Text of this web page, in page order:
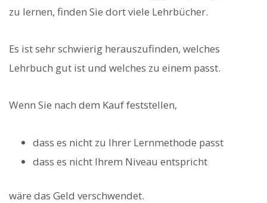
zu lernen, finden Sie dort viele Lehrbücher.
Es ist sehr schwierig herauszufinden, welches
Lehrbuch gut ist und welches zu einem passt.
Wenn Sie nach dem Kauf feststellen,
dass es nicht zu Ihrer Lernmethode passt
dass es nicht Ihrem Niveau entspricht
wäre das Geld verschwendet.